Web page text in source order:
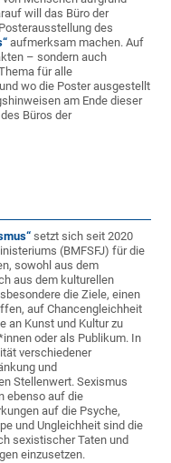
will das Büro der
des
aufmerksam machen. Auf
– sondern auch
für alle
wo die Poster ausgestellt
am Ende dieser
des Büros der
setzt sich seit 2020
(BMFSFJ) für die
sowohl aus dem
aus dem kulturellen
die Ziele, einen
auf Chancengleichheit
an Kunst und Kultur zu
oder als Publikum. In
verschiedener
und
Stellenwert. Sexismus
ebenso auf die
auf die Psyche,
und Ungleichheit sind die
sexistischer Taten und
einzusetzen.